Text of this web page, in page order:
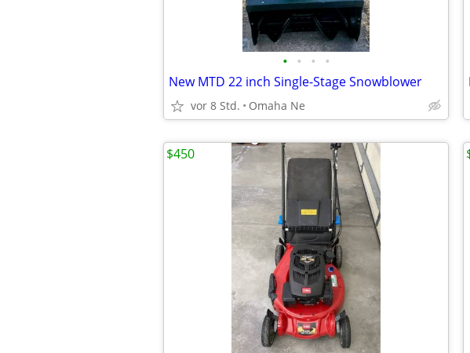
• • • •
New MTD 22 inch Single-Stage Snowblower
vor 8 Std. Omaha Ne
$450